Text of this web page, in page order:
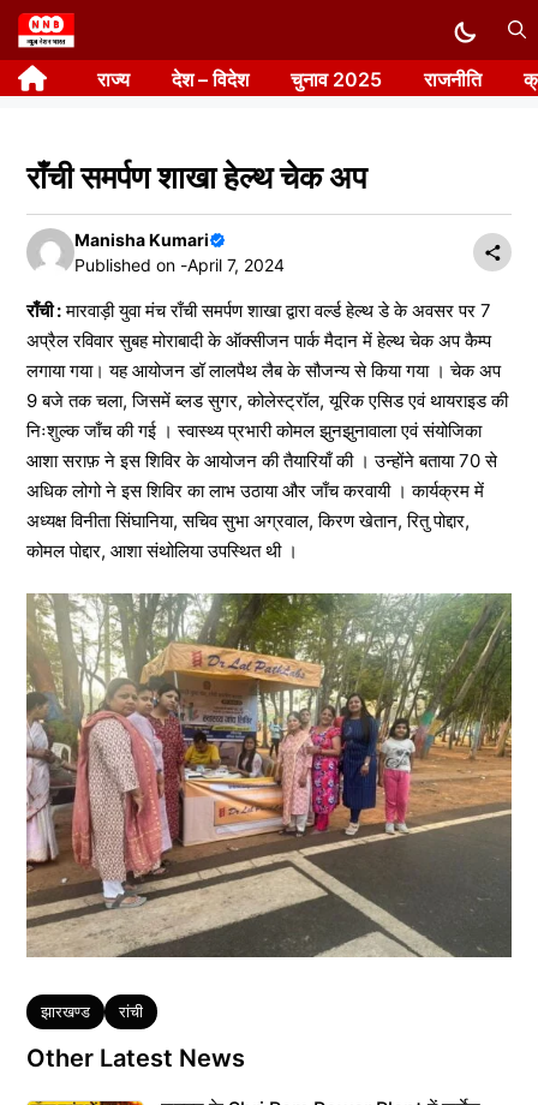
Skip
to
content राज्य देश – विदेश चुनाव 2025 राजनीति
राँची समर्पण शाखा हेल्थ चेक अप
Manisha Kumari
Published on -April 7, 2024
राँची :मारवाड़ी युवा मंच राँची समर्पण शाखा द्वारा वर्ल्ड हेल्थ डे के अवसर पर 7
अप्रैल रविवार सुबह मोराबादी के ऑक्सीजन पार्क मैदान में हेल्थ चेक अप कैम्प
लगाया गया। यह आयोजन डॉ लालपैथ लैब के सौजन्य से किया गया । चेक अप
9 बजे तक चला, जिसमें ब्लड सुगर, कोलेस्ट्रॉल, यूरिक एसिड एवं थायराइड की
निःशुल्क जाँच की गई । स्वास्थ्य प्रभारी कोमल झुनझुनावाला एवं संयोजिका
आशा सराफ़ ने इस शिविर के आयोजन की तैयारियाँ की । उन्होंने बताया 70 से
अधिक लोगो ने इस शिविर का लाभ उठाया और जाँच करवायी । कार्यक्रम में
अध्यक्ष विनीता सिंघानिया, सचिव सुभा अग्रवाल, किरण खेतान, रितु पोद्दार,
कोमल पोद्दार, आशा संथोलिया उपस्थित थी ।
Tags
झारखण्ड रांची
Other Latest News